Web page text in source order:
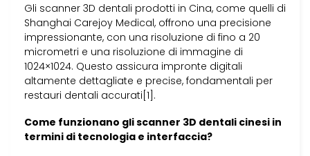
Gli scanner 3D dentali prodotti in Cina, come quelli di
Shanghai Carejoy Medical, offrono una precisione
impressionante, con una risoluzione di fino a 20
micrometri e una risoluzione di immagine di
1024×1024. Questo assicura impronte digitali
altamente dettagliate e precise, fondamentali per
restauri dentali accurati[1].
Come funzionano gli scanner 3D dentali cinesi in
termini di tecnologia e interfaccia?